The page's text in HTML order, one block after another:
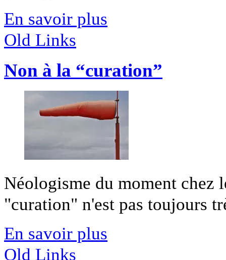
En savoir plus
Old Links
Non à la “curation”
Néologisme du moment chez
"curation" n'est pas toujours
En savoir plus
Old Links